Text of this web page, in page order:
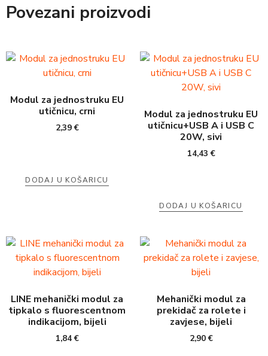
Povezani proizvodi
Modul za jednostruku EU
utičnicu, crni
2,39€
DODAJ U KOŠARICU
Modul za jednostruku EU
utičnicu+USB A i USB C
20W, sivi
14,43€
DODAJ U KOŠARICU
LINE mehanički modul za
tipkalo s fluorescentnom
indikacijom, bijeli
1,84€
Mehanički modul za
prekidač za rolete i
zavjese, bijeli
2,90€